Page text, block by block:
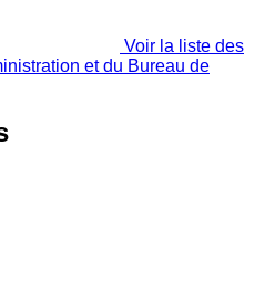
Voir la liste des
et du Bureau de